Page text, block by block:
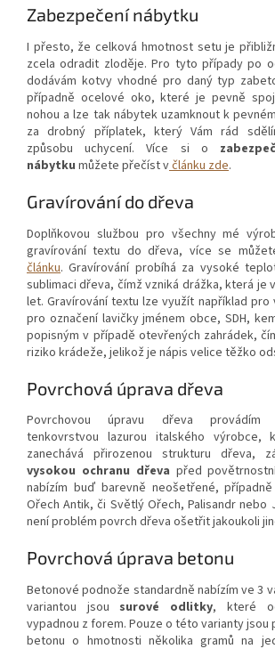
Zabezpečení nábytku
I přesto, že celková hmotnost setu je
zcela odradit zloděje. Pro tyto případy po
dodávám kotvy vhodné pro daný typ
případně ocelové oko, které je pevně
nohou a lze tak nábytek uzamknout k
za drobný příplatek, který Vám rád
způsobu uchycení. Více si o
nábytku můžete přečíst včlánku zde.
Gravírování do dřeva
Doplňkovou službou pro všechny mé
gravírování textu do dřeva, více se
článku. Gravírování probíhá za vysoké
sublimaci dřeva, čímž vzniká drážka, která je
let. Gravírování textu lze využít například pro
pro označení lavičky jménem obce, SDH,
popisným v případě otevřených zahrádek,
riziko krádeže, jelikož je nápis velice těžko
Povrchová úprava dřeva
Povrchovou úpravu dřeva provádím
tenkovrstvou lazurou italského výrobce,
zanechává přirozenou strukturu dřeva,
vysokou ochranu dřeva před
nabízím buď barevně neošetřené,
Ořech Antik, či Světlý Ořech, Palisandr nebo
není problém povrch dřeva ošetřit jakoukoli
Povrchová úprava betonu
Betonové podnože standardně nabízím ve 3
variantou jsou surové odlitky, které
vypadnou z forem. Pouze o této varianty
betonu o hmotnosti několika gramů na